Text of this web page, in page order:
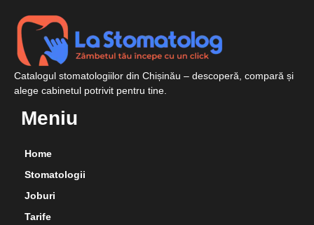
Catalogul stomatologiilor din Chișinău – descoperă, compară și
alege cabinetul potrivit pentru tine.
Meniu
Home
Stomatologii
Joburi
Tarife